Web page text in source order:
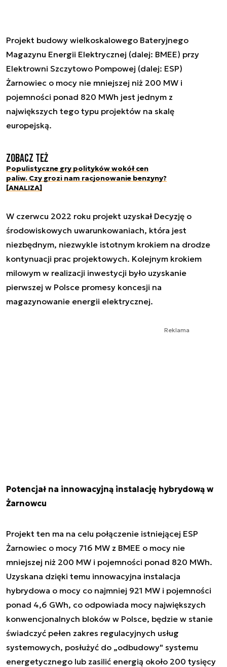
Projekt budowy wielkoskalowego Bateryjnego
Magazynu Energii Elektrycznej (dalej: BMEE) przy
Elektrowni Szczytowo Pompowej (dalej: ESP)
Żarnowiec o mocy nie mniejszej niż 200 MW i
pojemności ponad 820 MWh jest jednym z
największych tego typu projektów na skalę
europejską.
Zobacz też
Populistyczne gry polityków wokół cen
paliw. Czy grozi nam racjonowanie benzyny?
[ANALIZA]
W czerwcu 2022 roku projekt uzyskał Decyzję o
środowiskowych uwarunkowaniach, która jest
niezbędnym, niezwykle istotnym krokiem na drodze
kontynuacji prac projektowych. Kolejnym krokiem
milowym w realizacji inwestycji było uzyskanie
pierwszej w Polsce promesy koncesji na
magazynowanie energii elektrycznej.
Reklama
Potencjał na innowacyjną instalację hybrydową w
Żarnowcu
Projekt ten ma na celu połączenie istniejącej ESP
Żarnowiec o mocy 716 MW z BMEE o mocy nie
mniejszej niż 200 MW i pojemności ponad 820 MWh.
Uzyskana dzięki temu innowacyjna instalacja
hybrydowa o mocy co najmniej 921 MW i pojemności
ponad 4,6 GWh, co odpowiada mocy największych
konwencjonalnych bloków w Polsce, będzie w stanie
świadczyć pełen zakres regulacyjnych usług
systemowych, posłużyć do „odbudowy" systemu
energetycznego lub zasilić energią około 200 tysięcy